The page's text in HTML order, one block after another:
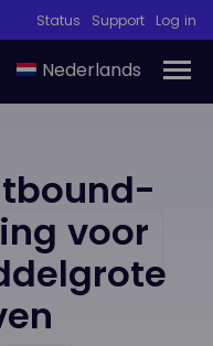
Status Support Log in
Nederlands
voor